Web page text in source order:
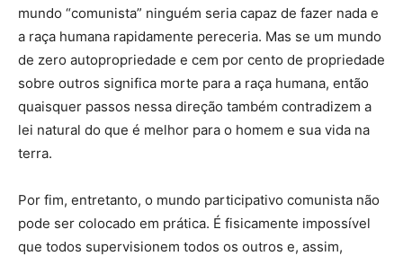
mundo “comunista” ninguém seria capaz de fazer nada e
a raça humana rapidamente pereceria. Mas se um mundo
de zero autopropriedade e cem por cento de propriedade
sobre outros significa morte para a raça humana, então
quaisquer passos nessa direção também contradizem a
lei natural do que é melhor para o homem e sua vida na
terra.
Por fim, entretanto, o mundo participativo comunista não
pode ser colocado em prática. É fisicamente impossível
que todos supervisionem todos os outros e, assim,